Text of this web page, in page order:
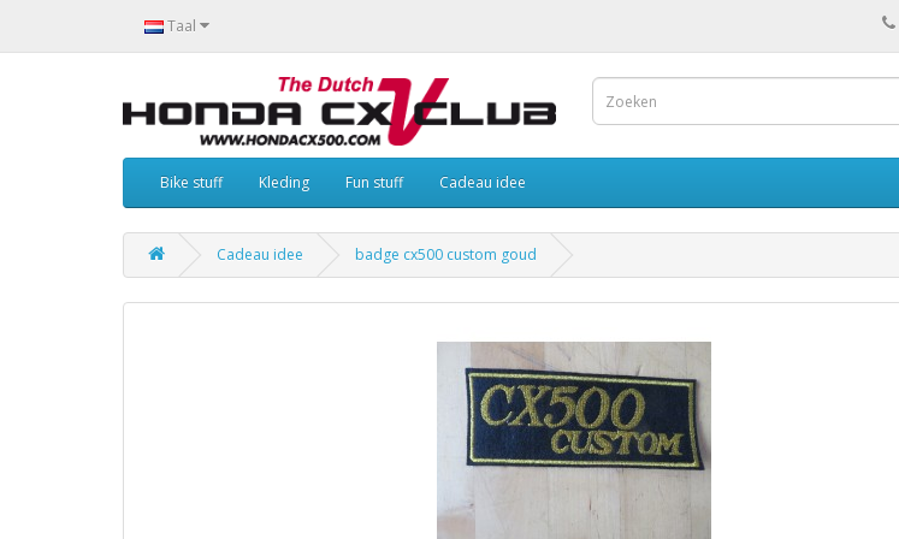
Taal
Bike stuff Kleding Fun stuff Cadeau idee
Cadeau idee badge cx500 custom goud